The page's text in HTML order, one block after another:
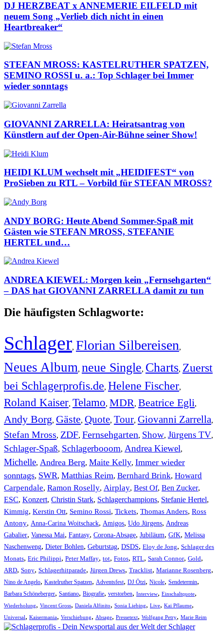
DJ HERZBEAT x ANNEMERIE EILFELD mit
neuem Song „Verlieb dich nicht in einen
Heartbreaker“
STEFAN MROSS: KASTELRUTHER SPATZEN,
SEMINO ROSSI u. a.: Top Schlager bei Immer
wieder sonntags
GIOVANNI ZARRELLA: Heiratsantrag von
Künstlern auf der Open-Air-Bühne seiner Show!
HEIDI KLUM wechselt mit „HEIDIFEST“ von
ProSieben zu RTL – Vorbild für STEFAN MROSS?
ANDY BORG: Heute Abend Sommer-Spaß mit
Gästen wie STEFAN MROSS, STEFANIE
HERTEL und…
ANDREA KIEWEL: Morgen kein „Fernsehgarten“
– DAS hat GIOVANNI ZARRELLA damit zu tun
Die häufigsten Schlagworte:
Schlager, Florian Silbereisen,
Neues Album, neue Single, Charts, Zuerst
bei Schlagerprofis.de, Helene Fischer,
Roland Kaiser, Telamo, MDR, Beatrice Egli,
Andy Borg, Gäste, Quote, Tour, Giovanni Zarrella,
Stefan Mross, ZDF, Fernsehgarten, Show, Jürgens TV,
Schlager-Spaß, Schlagerbooom, Andrea Kiewel,
Michelle, Andrea Berg, Maite Kelly, Immer wieder
sonntags, SWR, Matthias Reim, Bernhard Brink, Howard
Carpendale, Ramon Roselly, Airplay, Best Of, Ben Zucker,
ESC, Konzert, Christin Stark, Schlagerchampions, Stefanie Hertel,
Kimmig, Kerstin Ott, Semino Rossi, Tickets, Thomas Anders, Ross
Antony, Anna-Carina Woitschack, Amigos, Udo Jürgens, Andreas
Gabalier, Vanessa Mai, Fantasy, Corona-Absage, Jubiläum, GfK, Melissa
Naschenweng, Dieter Bohlen, Geburtstag, DSDS, Eloy de Jong, Schlager des
Monats, Eric Philippi, Peter Maffay, tot, Fotos, RTL, Sarah Connor, Gold,
ARD, Sony, Schlagerhitparade, Jürgen Drews, Tracklist, Marianne Rosenberg,
Nino de Angelo, Kastelruther Spatzen, Adventsfest, DJ Ötzi, Nicole, Sendetermin,
Barbara Schöneberger, Santiano, Biografie, verstorben, Interview, Einschaltquote,
Wiederholung, Vincent Gross, Daniela Alfinito, Sonia Liebing, Live, Kai Pflaume,
Universal, Kaisermania, Verschiebung, Absage, Pressetext, Wolfgang Petry, Marie Reim